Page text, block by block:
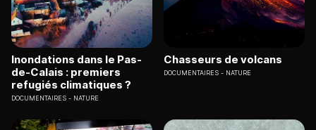
Inondations dans le Pas-
de-Calais : premiers
refugiés climatiques ?
DOCUMENTAIRES NATURE
Chasseurs de volcans
DOCUMENTAIRES NATURE